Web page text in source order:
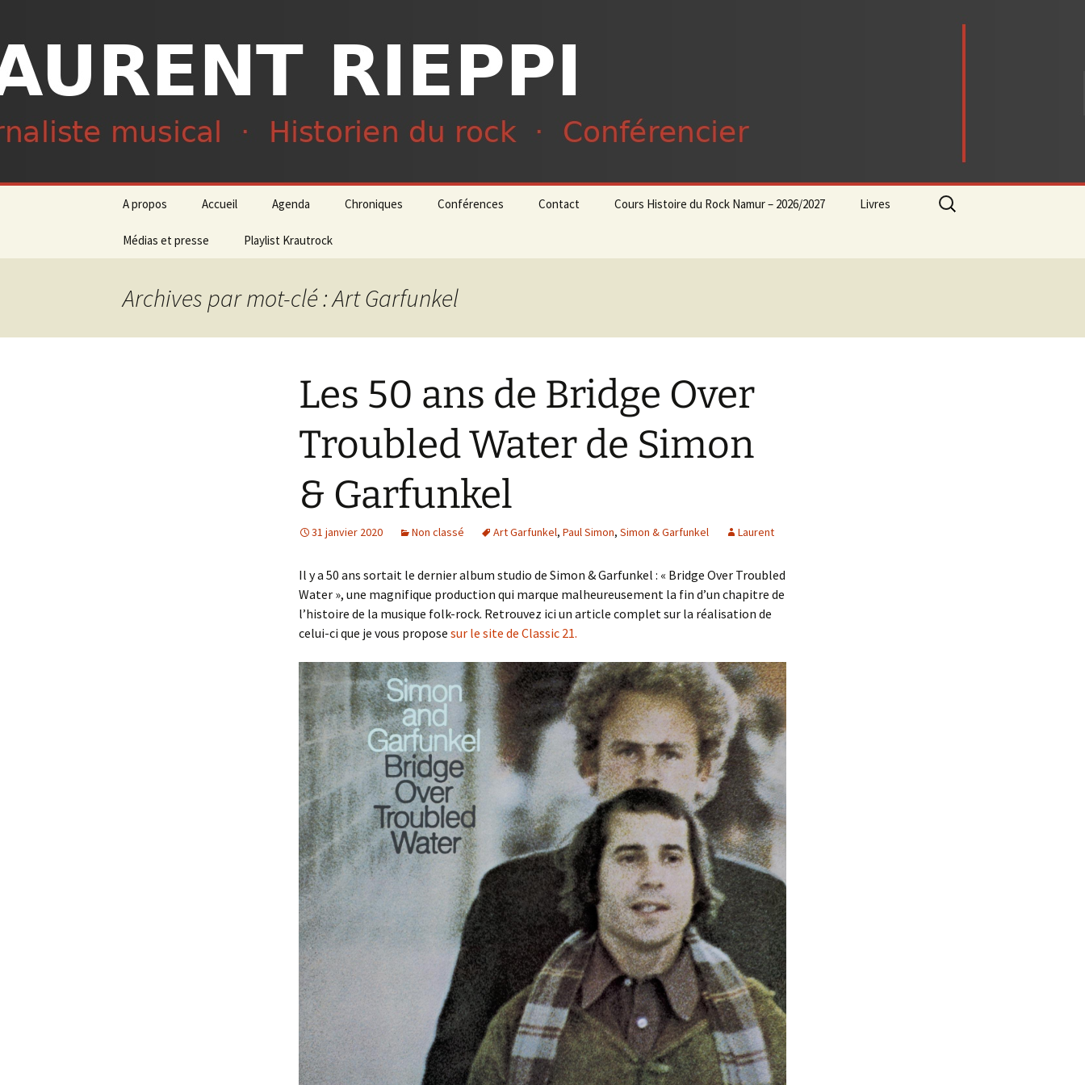
Laurent Rieppi
contenu
A propos Accueil Agenda Chroniques Conférences Contact Cours Histoire du Rock Namur – 2026/2027 Livres
Médias et presse Playlist Krautrock
Rechercher :
Archives par mot-clé : Art Garfunkel
Les 50 ans de Bridge Over
Troubled Water de Simon
& Garfunkel
31 janvier 2020 Non classé Art Garfunkel, Paul Simon, Simon & Garfunkel Laurent
Il y a 50 ans sortait le dernier album studio de Simon & Garfunkel : « Bridge Over Troubled
Water », une magnifique production qui marque malheureusement la fin d’un chapitre de
l’histoire de la musique folk-rock. Retrouvez ici un article complet sur la réalisation de
celui-ci que je vous propose sur le site de Classic 21.